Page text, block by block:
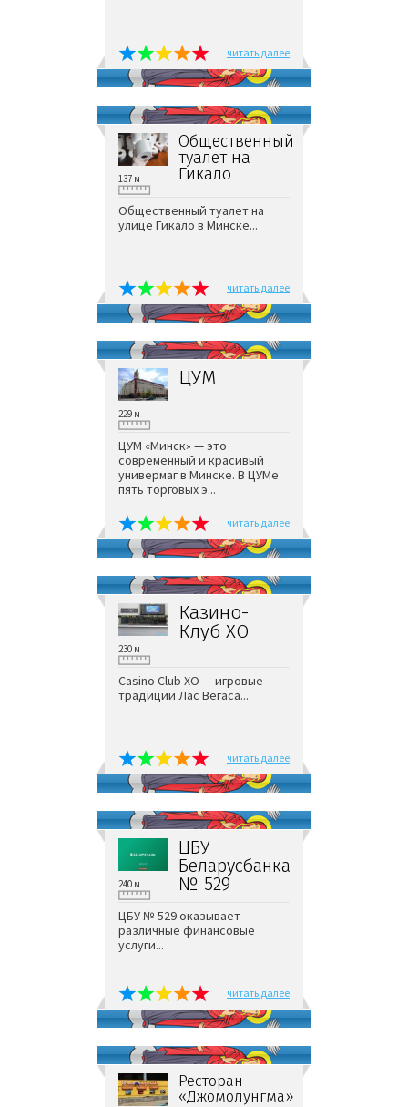
читать далее
Общественный
туалет на
Гикало
137 м
Общественный туалет на
улице Гикало в Минске...
читать далее
ЦУМ
229 м
ЦУМ «Минск» — это
современный и красивый
универмаг в Минске. В ЦУМе
пять торговых э...
читать далее
Казино-
Клуб XO
230 м
Casino Club XO — игровые
традиции Лас Вегаса...
читать далее
ЦБУ
Беларусбанка
№ 529
240 м
ЦБУ № 529 оказывает
различные финансовые
услуги...
читать далее
Ресторан
«Джомолунгма»